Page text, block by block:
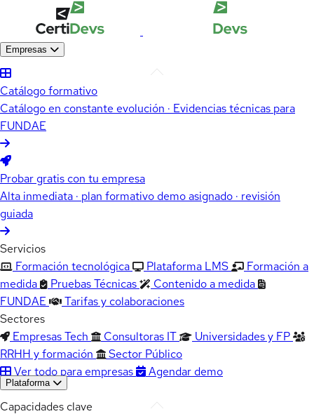
Empresas
Catálogo formativo
Catálogo en constante evolución · Evidencias técnicas para
FUNDAE
Probar gratis con tu empresa
Alta inmediata · plan formativo demo asignado · revisión
guiada
Servicios
Formación tecnológica
Plataforma LMS
Formación a
medida
Pruebas Técnicas
Contenido a medida
FUNDAE
Tarifas y colaboraciones
Sectores
Empresas Tech
Consultoras IT
Universidades y FP
RRHH y formación
Sector Público
Ver todo para empresas
Agendar demo
Plataforma
Capacidades clave